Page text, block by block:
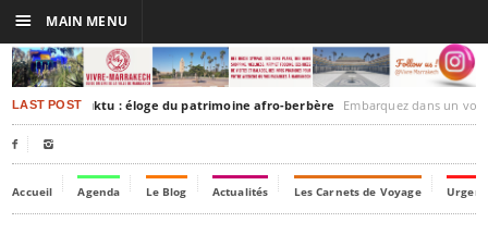
LAST POSTTimbuktu : éloge du patrimoine afro-berbère Embarquez dans un voyage culturel dans le
 
Accueil Agenda Le Blog Actualités Les Carnets de Voyage
☰ MAIN MENU